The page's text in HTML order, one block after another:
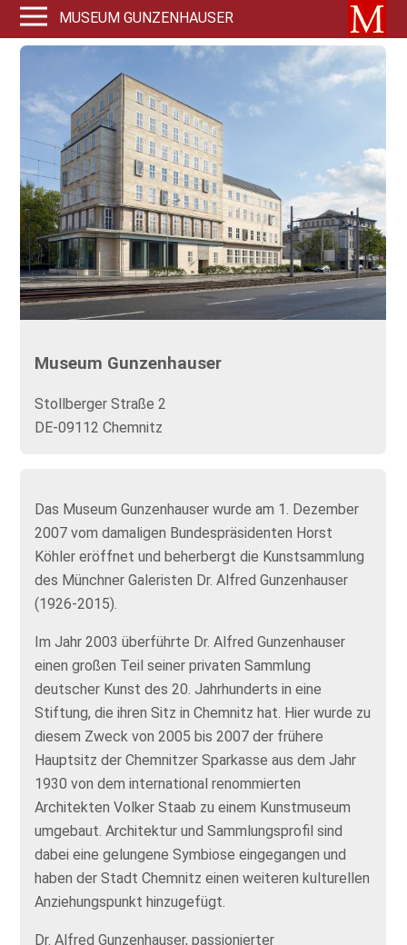
MUSEUM GUNZENHAUSER
Museum Gunzenhauser
Stollberger Straße 2
DE-09112 Chemnitz
Das Museum Gunzenhauser wurde am 1. Dezember
2007 vom damaligen Bundespräsidenten Horst
Köhler eröffnet und beherbergt die Kunstsammlung
des Münchner Galeristen Dr. Alfred Gunzenhauser
(1926-2015).
Im Jahr 2003 überführte Dr. Alfred Gunzenhauser
einen großen Teil seiner privaten Sammlung
deutscher Kunst des 20. Jahrhunderts in eine
Stiftung, die ihren Sitz in Chemnitz hat. Hier wurde zu
diesem Zweck von 2005 bis 2007 der frühere
Hauptsitz der Chemnitzer Sparkasse aus dem Jahr
1930 von dem international renommierten
Architekten Volker Staab zu einem Kunstmuseum
umgebaut. Architektur und Sammlungsprofil sind
dabei eine gelungene Symbiose eingegangen und
haben der Stadt Chemnitz einen weiteren kulturellen
Anziehungspunkt hinzugefügt.
Dr. Alfred Gunzenhauser, passionierter